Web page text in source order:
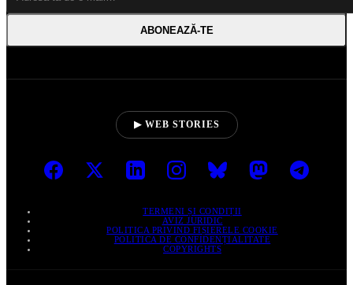
ABONEAZĂ‑TE
▶ WEB STORIES
TERMENI ȘI CONDIȚII
AVIZ JURIDIC
POLITICA PRIVIND FIȘIERELE COOKIE
POLITICA DE CONFIDENȚIALITATE
COPYRIGHTS